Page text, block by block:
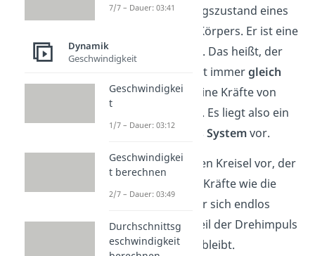
du den Bewegungszustand eines
sich drehenden Körpers. Er ist eine
Erhaltungsgröße. Das heißt, der
Drehimpuls bleibt immergleich
groß, solange keine Kräfte von
außen
einwirken. Es liegt also ein
abgeschlossenes Systemvor.
Stell dir dazu einen Kreisel vor, der
sich dreht. Ohne Kräfte wie die
Reibung würde er sich endlos
weiterdrehen, weil der Drehimpuls
immerkonstant
bleibt.
7/7 – Dauer: 03:41
Dynamik
Geschwindigkeit
Geschwindigkei
t
1/7 – Dauer: 03:12
Geschwindigkei
t berechnen
2/7 – Dauer: 03:49
Durchschnittsg
eschwindigkeit